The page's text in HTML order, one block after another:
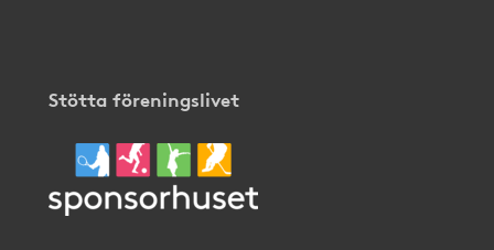
Stötta föreningslivet